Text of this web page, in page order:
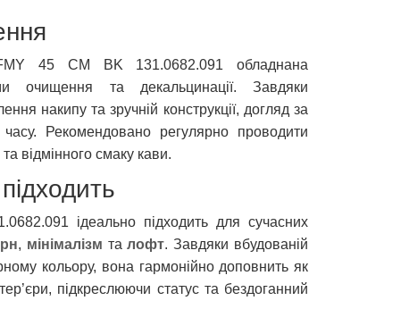
45 CM BK 131.0682.091 обладнана
очищення та декальцинації. Завдяки
накипу та зручній конструкції, догляд за
Рекомендовано регулярно проводити
відмінного смаку кави.
ідеально підходить для сучасних
, мінімалізм талофт. Завдяки вбудованій
кольору, вона гармонійно доповнить як
підкреслюючи статус та бездоганний